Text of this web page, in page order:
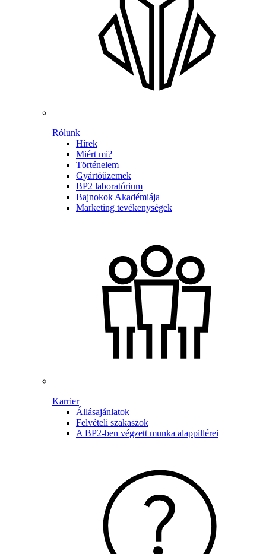
Rólunk
Hírek
Miért mi?
Történelem
Gyártóüzemek
BP2 laboratórium
Bajnokok Akadémiája
Marketing tevékenységek
Karrier
Állásajánlatok
Felvételi szakaszok
A BP2-ben végzett munka alappillérei